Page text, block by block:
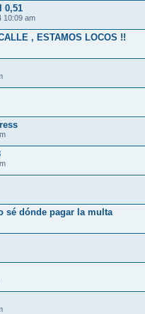
0,51
10:09 am
, ESTAMOS LOCOS !!
sé dónde pagar la multa